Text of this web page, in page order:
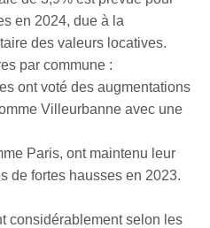
en 2024, due à la
des valeurs locatives.
par commune :
ont voté des augmentations
Villeurbanne avec une
Paris, ont maintenu leur
de fortes hausses en 2023.
considérablement selon les